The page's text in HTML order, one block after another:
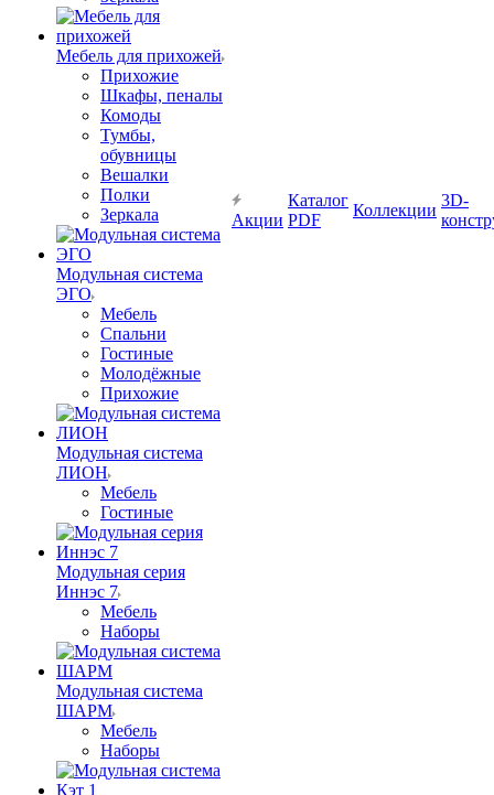
Мебель для прихожей
Прихожие
Шкафы, пеналы
Комоды
Тумбы,
обувницы
Вешалки
Полки
Зеркала
Модульная система
ЭГО
Мебель
Спальни
Гостиные
Молодёжные
Прихожие
Модульная система
ЛИОН
Мебель
Гостиные
Модульная серия
Иннэс 7
Мебель
Наборы
Модульная система
ШАРМ
Мебель
Наборы
Акции
Каталог
PDF
Коллекции
3D-